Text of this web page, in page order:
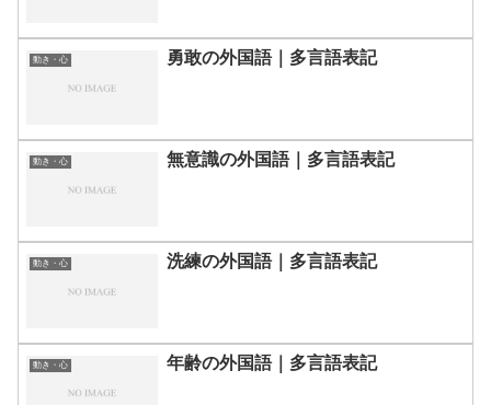
動き・心 勇敢の外国語｜多言語表記
動き・心 無意識の外国語｜多言語表記
動き・心 洗練の外国語｜多言語表記
動き・心 年齢の外国語｜多言語表記